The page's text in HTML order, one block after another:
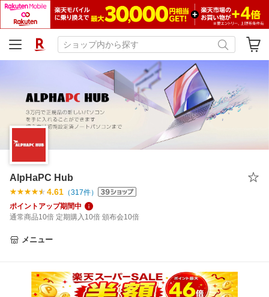
AlpHaPC Hub
4.61 （317件）
ポイントアップ期間中
通常商品10倍 定期購入10倍 頒布会10倍
メニュー